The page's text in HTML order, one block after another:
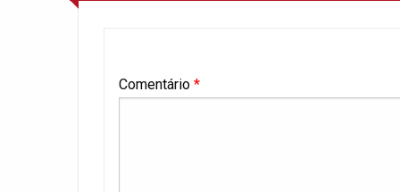
Comentário *